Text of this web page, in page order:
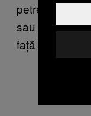
petreci timpul
sau pe care îi
față zilei –